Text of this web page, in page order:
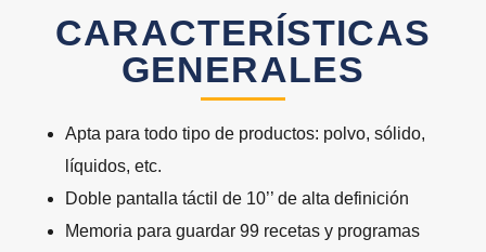
CARACTERÍSTICAS
GENERALES
Apta para todo tipo de productos: polvo, sólido,
líquidos, etc.
Doble pantalla táctil de 10’’ de alta definición
Memoria para guardar 99 recetas y programas